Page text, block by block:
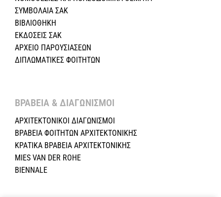
ΣΥΜΒΟΛΑΙΑ ΣΑΚ
ΒΙΒΛΙΟΘΗΚΗ
ΕΚΔΟΣΕΙΣ ΣΑΚ
ΑΡΧΕΙΟ ΠΑΡΟΥΣΙΑΣΕΩΝ
ΔΙΠΛΩΜΑΤΙΚΕΣ ΦΟΙΤΗΤΩΝ
ΒΡΑΒΕΙΑ & ΔΙΑΓΩΝΙΣΜΟΙ ​
ΑΡΧΙΤΕΚΤΟΝΙΚΟΙ ΔΙΑΓΩΝΙΣΜΟΙ
ΒΡΑΒΕΙΑ ΦΟΙΤΗΤΩΝ ΑΡΧΙΤΕΚΤΟΝΙΚΗΣ
ΚΡΑΤΙΚΑ ΒΡΑΒΕΙΑ ΑΡΧΙΤΕΚΤΟΝΙΚΗΣ
MIES VAN DER ROHE
BIENNALE